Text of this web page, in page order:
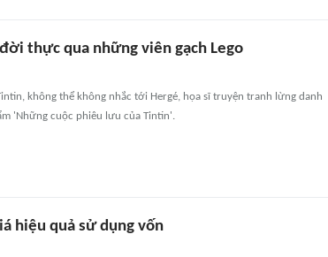
thực qua những viên gạch Lego
không thể không nhắc tới Hergé, họa sĩ truyện tranh lừng danh
'Những cuộc phiêu lưu của Tintin'.
hiệu quả sử dụng vốn